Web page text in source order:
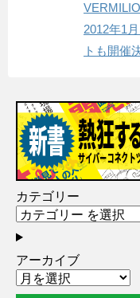
2012年1
トも開催
カテゴリー
アーカイブ